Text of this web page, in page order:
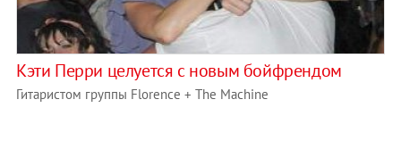
Кэти Перри целуется с новым бойфрендом
Гитаристом группы Florence + The Machine